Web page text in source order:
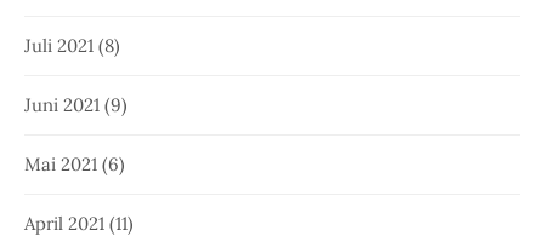
Juli 2021 (8)
Juni 2021 (9)
Mai 2021 (6)
April 2021 (11)